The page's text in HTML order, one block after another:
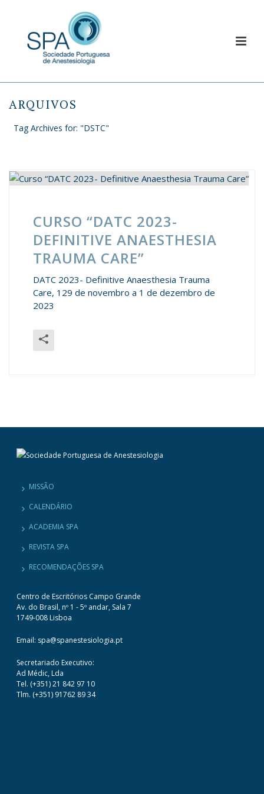
ARQUIVOS
Tag Archives for: "DSTC"
CURSO “DATC 2023-
DEFINITIVE ANAESTHESIA
TRAUMA CARE”
DATC 2023- Definitive Anaesthesia Trauma
Care, 129 de novembro a 1 de dezembro de
2023
MISSÃO
CALENDÁRIO
ACADEMIA SPA
REVISTA SPA
RECOMENDAÇÕES SPA
Centro de Escritórios Campo Grande
Av. do Brasil, nº 1 - 5º andar, Sala 7
1749-008 Lisboa
Email: spa@spanestesiologia.pt
Secretariado Executivo:
Ad Médic, Lda
Tel. (+351) 21 842 97 10
Tlm. (+351) 91762 89 34